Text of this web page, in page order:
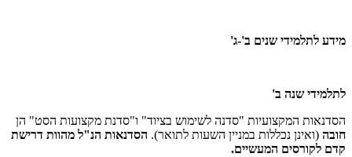
מידע לתלמידי שנים ב'-ג'
לתלמידי שנה ב'
הסדנאות המקצועיות "סדנה לשימוש בציוד" ו"סדנת מקצועות הסט" הן
חובה (ואינן נכללות במניין השעות לתואר). הסדנאות הנ"ל מהוות דרישת
קדם לקורסים המעשיים.